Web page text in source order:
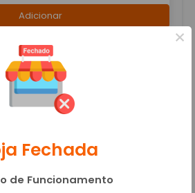
Adicionar
×
Fechada
de Funcionamento